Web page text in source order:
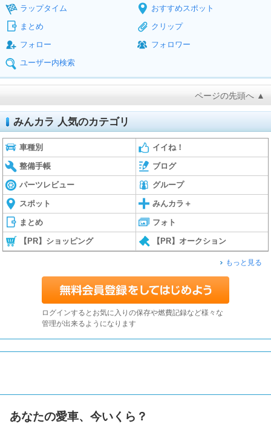
ラップタイム
おすすめスポット
まとめ
クリップ
フォロー
フォロワー
ユーザー内検索
ページの先頭へ ▲
みんカラ 人気のカテゴリ
車種別 イイね！
整備手帳 ブログ
パーツレビュー グループ
スポット みんカラ＋
まとめ フォト
【PR】ショッピング 【PR】オークション
もっと見る
ログインするとお気に入りの保存や燃費記録など様々な
管理が出来るようになります
あなたの愛車、今いくら？